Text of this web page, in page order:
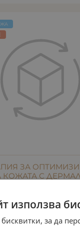
ЗА
КОЖАТА С
43.97 € 86.00 лв.
използва
за да